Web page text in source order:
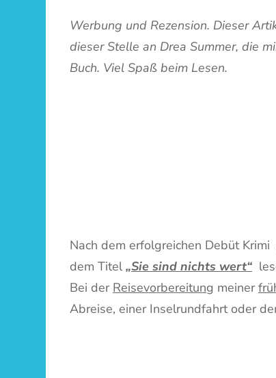
Werbung und Rezension. Dieser
dieser Stelle an Drea Summer, die
Buch. Viel Spaß beim Lesen.
Nach dem erfolgreichen Debüt Krimi
dem Titel „Sie sind nichts wert“
Bei der Reisevorbereitung meiner
Abreise, einer Inselrundfahrt oder